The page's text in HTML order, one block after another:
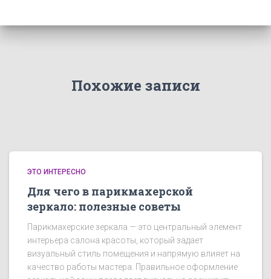
Похожие записи
ЭТО ИНТЕРЕСНО
Для чего в парикмахерской
зеркало: полезные советы
Парикмахерские зеркала — это центральный элемент
интерьера салона красоты, который задает
визуальный стиль помещения и напрямую влияет на
качество работы мастера. Правильное оформление